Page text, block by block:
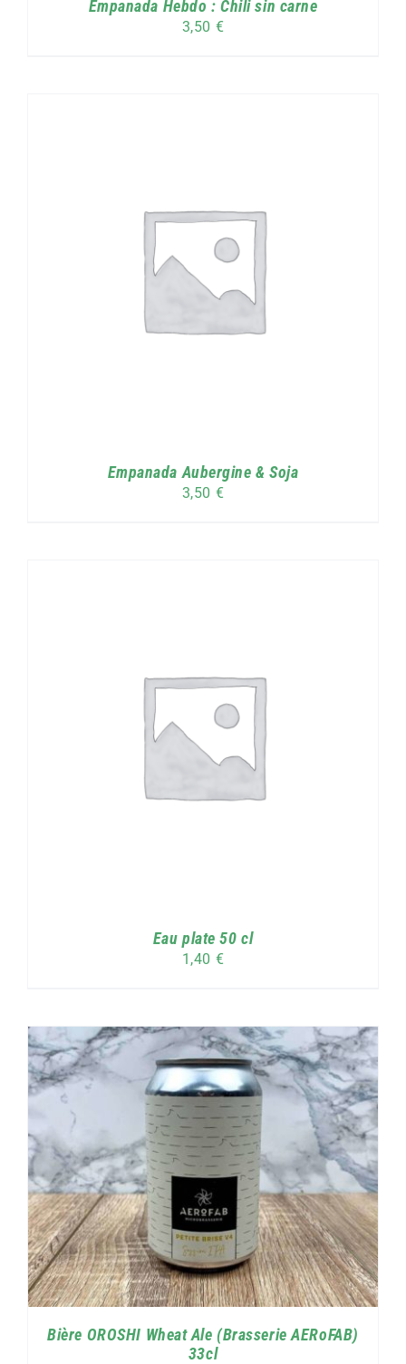
Empanada Hebdo : Chili sin carne
3,50 €
Empanada Aubergine & Soja
3,50 €
Eau plate 50 cl
1,40 €
Bière OROSHI Wheat Ale (Brasserie AERoFAB)
33cl